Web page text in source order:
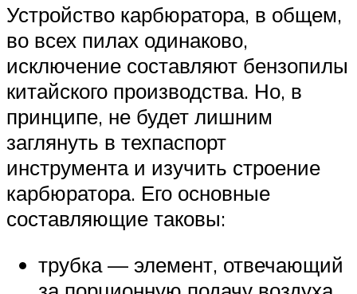
Устройство карбюратора, в общем,
во всех пилах одинаково,
исключение составляют бензопилы
китайского производства. Но, в
принципе, не будет лишним
заглянуть в техпаспорт
инструмента и изучить строение
карбюратора. Его основные
составляющие таковы:
трубка — элемент, отвечающий